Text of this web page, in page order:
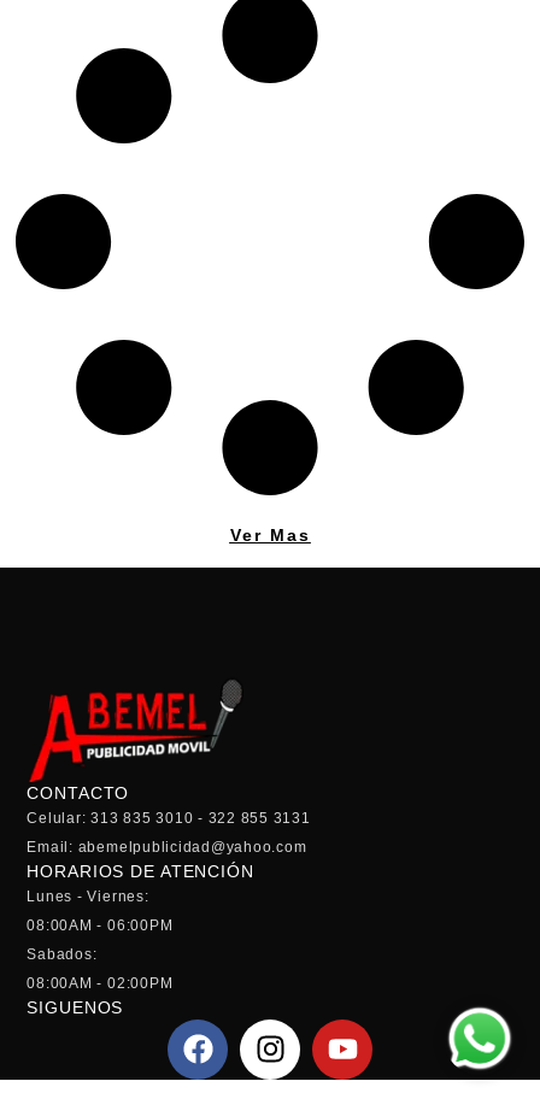
Ver Mas
CONTACTO
Celular: 313 835 3010 - 322 855 3131
Email: abemelpublicidad@yahoo.com
HORARIOS DE ATENCIÓN
Lunes - Viernes:
08:00AM - 06:00PM
Sabados:
08:00AM - 02:00PM
SIGUENOS